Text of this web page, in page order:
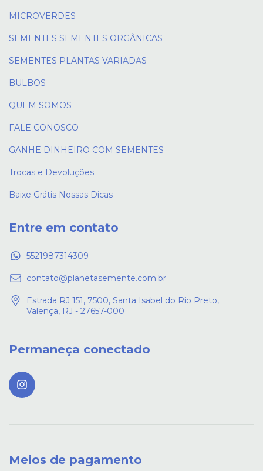
MICROVERDES
SEMENTES SEMENTES ORGÂNICAS
SEMENTES PLANTAS VARIADAS
BULBOS
QUEM SOMOS
FALE CONOSCO
GANHE DINHEIRO COM SEMENTES
Trocas e Devoluções
Baixe Grátis Nossas Dicas
Entre em contato
5521987314309
contato@planetasemente.com.br
Estrada RJ 151, 7500, Santa Isabel do Rio Preto,
Valença, RJ - 27657-000
Permaneça conectado
Meios de pagamento